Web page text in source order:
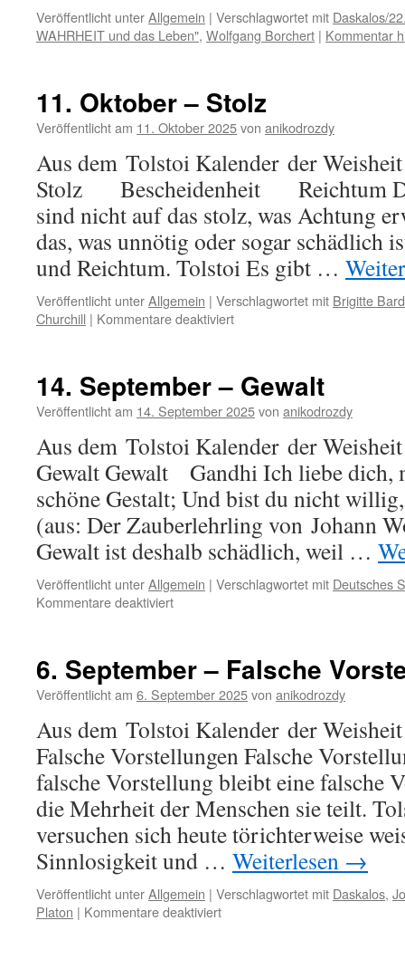
Veröffentlicht unterAllgemein | Verschlagwortet mit Daskalos/
WAHRHEIT und das Leben", Wolfgang Borchert | Kommentar
11. Oktober – Stolz
Veröffentlicht am 11. Oktober 2025von anikodrozdy
Aus dem Tolstoi Kalender der
Stolz Bescheidenheit Reichtum
sind nicht auf das stolz, was Achtung
das, was unnötig oder sogar schädlich
und Reichtum. Tolstoi Es gibt …
Veröffentlicht unterAllgemein | Verschlagwortet mit Brigitte
Churchill | Kommentare deaktiviertfür
Stolz
14. September – Gewalt
Veröffentlicht am 14. September 2025von anikodrozdy
Aus dem Tolstoi Kalender der
Gewalt Gewalt Gandhi Ich liebe dich,
schöne Gestalt; Und bist du nicht
(aus: Der Zauberlehrling von Johann
Gewalt ist deshalb schädlich, weil …
Veröffentlicht unterAllgemein | Verschlagwortet mit Deutsches
Kommentare deaktiviertfür
Gewalt
6. September – Falsche
Veröffentlicht am 6. September 2025von anikodrozdy
Aus dem Tolstoi Kalender der
Falsche Vorstellungen Falsche
falsche Vorstellung bleibt eine falsche
die Mehrheit der Menschen sie teilt.
versuchen sich heute törichterweise
Sinnlosigkeit und … Weiterlesen →
Veröffentlicht unterAllgemein | Verschlagwortet mit Daskalos,
Platon | Kommentare deaktiviertfür